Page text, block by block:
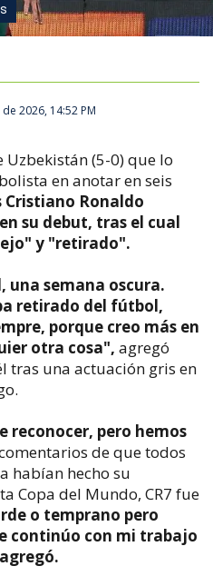
2026, 14:52 PM
(5-0) que lo
en anotar en seis
Cristiano Ronaldo
su debut, tras el cual
y "retirado".
una semana oscura.
retirado del fútbol,
porque creo más en
otra cosa", agregó
tras una actuación gris en
reconocer, pero hemos
de que todos
habían hecho su
Copa del Mundo, CR7 fue
o temprano pero
continúo con mi trabajo